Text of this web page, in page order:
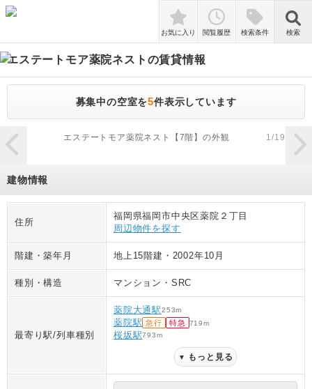
検索
お気に入り 閲覧履歴 検索条件 検索
エステートモア薬院ネスト の賃貸情報
募集中の空室を5件表示しています
zoom_in
エステートモア薬院ネスト【7階】の外観 1/19
建物情報
住所
福岡県福岡市中央区薬院２丁目
周辺物件を探す
階建・築年月 地上15階建 ・ 2002年10月
種別・構造 マンション ・ SRC
最寄り駅/列車種別
薬院大通駅253m
薬院駅 急行 特急 719m
桜坂駅793m
▼ もっと見る